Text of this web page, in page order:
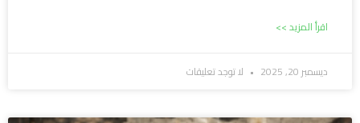
اقرأ المزيد >>
ديسمبر 20, 2025 لا توجد تعليقات